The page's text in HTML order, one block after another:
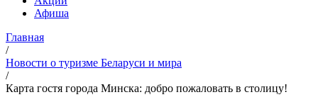
Афиша
Главная
/
Новости о туризме Беларуси и мира
/
Карта гостя города Минска: добро пожаловать в столицу!